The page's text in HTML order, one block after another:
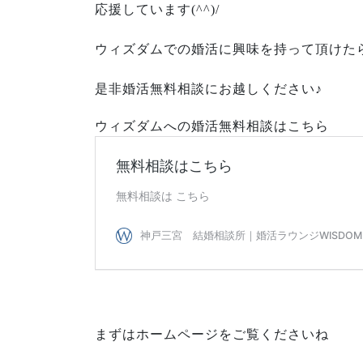
応援しています(^^)/
ウィズダムでの婚活に興味を持って頂けた
是非婚活無料相談にお越しください♪
ウィズダムへの婚活無料相談はこちら
まずはホームページをご覧くださいね